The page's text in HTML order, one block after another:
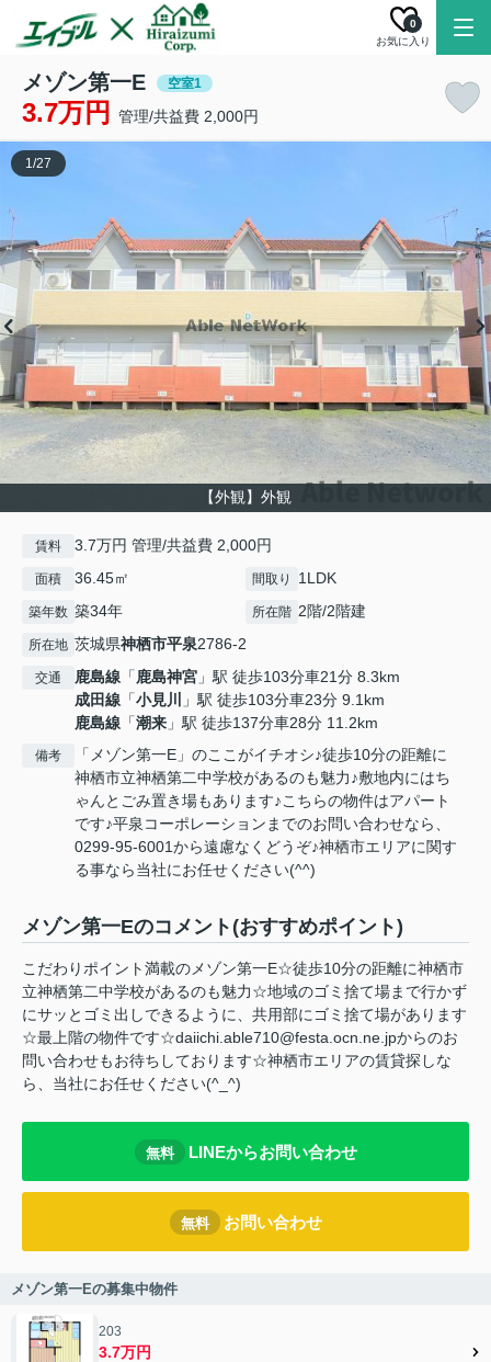
お気に入り
0
メゾン第一E 空室1
3.7万円 管理/共益費 2,000円
【外観】外観
1/27
賃料 3.7万円 管理/共益費 2,000円
面積 36.45㎡ 間取り 1LDK
築年数 築34年 所在階 2階/2階建
所在地 茨城県神栖市平泉2786-2
交通 鹿島線 「鹿島神宮 」駅 徒歩103分車21分 8.3km
成田線 「小見川
」駅 徒歩103分車23分 9.1km
鹿島線 「潮来 」駅 徒歩137分車28分 11.2km
備考
「メゾン第一E」のここがイチオシ♪徒歩10分の距離に
神栖市立神栖第二中学校があるのも魅力♪敷地内にはち
ゃんとごみ置き場もあります♪こちらの物件はアパート
です♪平泉コーポレーションまでのお問い合わせなら、
0299-95-6001から遠慮なくどうぞ♪神栖市エリアに関す
る事なら当社にお任せください(^^)
メゾン第一Eのコメント(おすすめポイント)
こだわりポイント満載のメゾン第一E☆徒歩10分の距離に神栖市
立神栖第二中学校があるのも魅力☆地域のゴミ捨て場まで行かず
にサッとゴミ出しできるように、共用部にゴミ捨て場があります
☆最上階の物件です☆daiichi.able710@festa.ocn.ne.jpからのお
問い合わせもお待ちしております☆神栖市エリアの賃貸探しな
ら、当社にお任せください(^_^)
無料 LINEからお問い合わせ
無料 お問い合わせ
メゾン第一Eの募集中物件
203
3.7万円